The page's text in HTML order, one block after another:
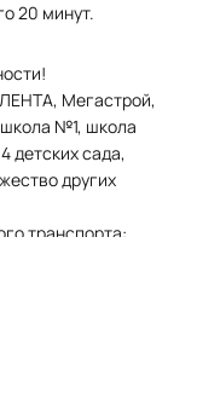
20 минут.
Мегастрой,
№1, школа
детских сада,
других
транспорта:
89. Троллейбусы: